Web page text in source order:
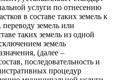
услуги по отнесению
в составе таких земель к
земель или
таких земель из одной
земель
(далее –
последовательность и
процедур